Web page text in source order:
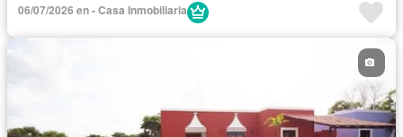
06/07/2026 en - Casa Inmobiliaria